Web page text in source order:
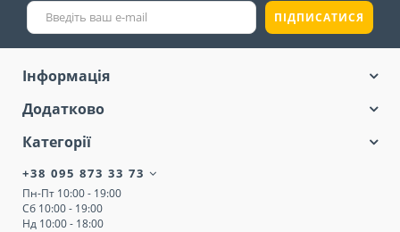
ПІДПИСАТИСЯ
Інформація
Додатково
Категорії
+38 095 873 33 73
Пн-Пт 10:00 - 19:00
Сб 10:00 - 19:00
Нд 10:00 - 18:00